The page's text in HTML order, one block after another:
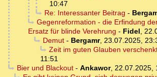
10:47
Re: Interessanter Beitrag -
Gegenreformation - die Erfindung
Ersatz für blinde Verehrung - Fidel,
Demut- Bergamr, 23.07.2025,
Zeit im guten Glauben
11:51
Bier und Blackout- Ankawor, 22.07.2025,